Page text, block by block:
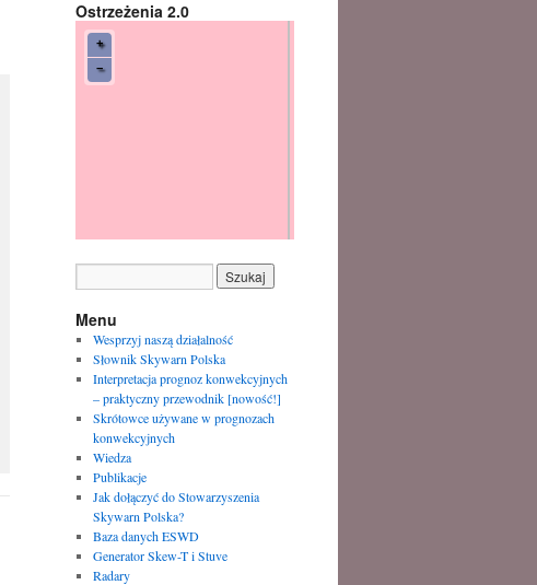
Ostrzeżenia 2.0
Menu
Wesprzyj naszą działalność
Słownik Skywarn Polska
Interpretacja prognoz konwekcyjnych
– praktyczny przewodnik [nowość!]
Skrótowce używane w prognozach
konwekcyjnych
Wiedza
Publikacje
Jak dołączyć do Stowarzyszenia
Skywarn Polska?
Baza danych ESWD
Generator Skew-T i Stuve
Radary